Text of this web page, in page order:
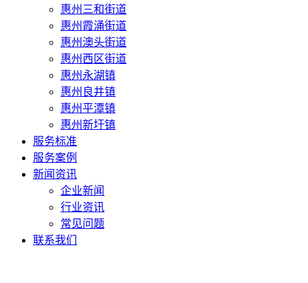
惠州三和街道
惠州霞涌街道
惠州澳头街道
惠州西区街道
惠州永湖镇
惠州良井镇
惠州平潭镇
惠州新圩镇
服务标准
服务案例
新闻资讯
企业新闻
行业资讯
常见问题
联系我们